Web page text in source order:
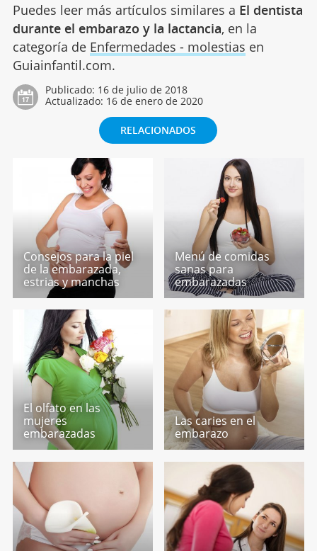
Puedes leer más artículos similares a El dentista
durante el embarazo y la lactancia, en la
categoría de Enfermedades - molestias en
Guiainfantil.com.
Publicado: 16 de julio de 2018
Actualizado: 16 de enero de 2020
RELACIONADOS
Consejos para la piel
de la embarazada,
estrias y manchas
Menú de comidas
sanas para
embarazadas
El olfato en las
mujeres
embarazadas
Las caries en el
embarazo